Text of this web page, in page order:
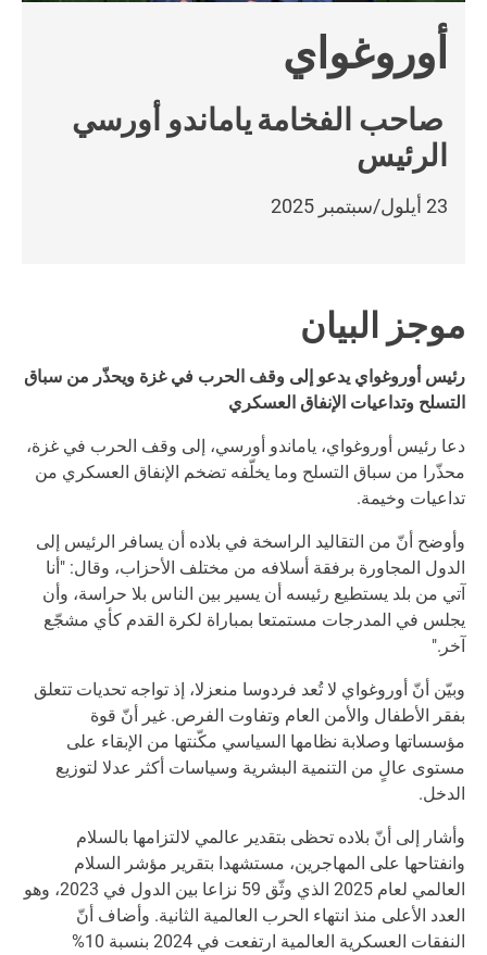
أوروغواي
صاحب الفخامة ياماندو أورسي
الرئيس
23 أيلول/سبتمبر 2025
موجز البيان
رئيس أوروغواي يدعو إلى وقف الحرب في غزة ويحذّر من سباق
التسلح وتداعيات الإنفاق العسكري
دعا رئيس أوروغواي، ياماندو أورسي، إلى وقف الحرب في غزة،
محذّرا من سباق التسلح وما يخلّفه تضخم الإنفاق العسكري من
تداعيات وخيمة.
وأوضح أنّ من التقاليد الراسخة في بلاده أن يسافر الرئيس إلى
الدول المجاورة برفقة أسلافه من مختلف الأحزاب، وقال: "أنا
آتي من بلد يستطيع رئيسه أن يسير بين الناس بلا حراسة، وأن
يجلس في المدرجات مستمتعا بمباراة لكرة القدم كأي مشجّع
آخر."
وبيّن أنّ أوروغواي لا تُعد فردوسا منعزلا، إذ تواجه تحديات تتعلق
بفقر الأطفال والأمن العام وتفاوت الفرص. غير أنّ قوة
مؤسساتها وصلابة نظامها السياسي مكّنتها من الإبقاء على
مستوى عالٍ من التنمية البشرية وسياسات أكثر عدلا لتوزيع
الدخل.
وأشار إلى أنّ بلاده تحظى بتقدير عالمي لالتزامها بالسلام
وانفتاحها على المهاجرين، مستشهدا بتقرير مؤشر السلام
العالمي لعام 2025 الذي وثّق 59 نزاعا بين الدول في 2023، وهو
العدد الأعلى منذ انتهاء الحرب العالمية الثانية. وأضاف أنّ
النفقات العسكرية العالمية ارتفعت في 2024 بنسبة 10%